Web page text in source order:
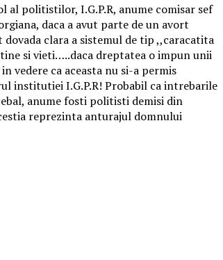
politistilor, I.G.P.R, anume comisar sef
daca a avut parte de un avort
clara a sistemul de tip ,,caracatita
si vieti…..daca dreptatea o impun unii
vedere ca aceasta nu si-a permis
institutiei I.G.P.R! Probabil ca intrebarile
anume fosti politisti demisi din
reprezinta anturajul domnului